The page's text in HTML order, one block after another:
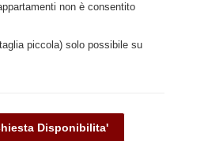
non è consentito
piccola) solo possibile su
Disponibilita'